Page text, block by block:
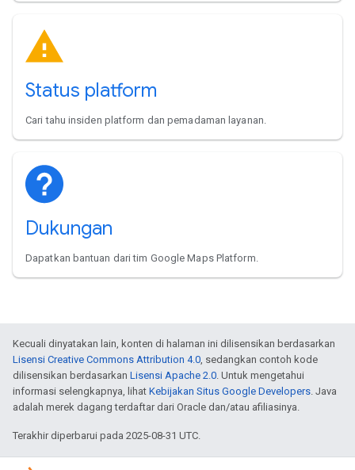
Status platform
Cari tahu insiden platform dan pemadaman layanan.
Dukungan
Dapatkan bantuan dari tim Google Maps Platform.
Kecuali dinyatakan lain, konten di halaman ini dilisensikan berdasarkan
Lisensi Creative Commons Attribution 4.0, sedangkan contoh kode
dilisensikan berdasarkan Lisensi Apache 2.0. Untuk mengetahui
informasi selengkapnya, lihat Kebijakan Situs Google Developers. Java
adalah merek dagang terdaftar dari Oracle dan/atau afiliasinya.
Terakhir diperbarui pada 2025-08-31 UTC.